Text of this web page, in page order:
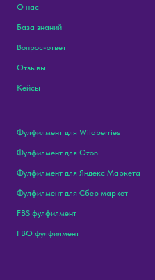
О нас
База знаний
Вопрос-ответ
Отзывы
Кейсы
Фулфилмент для Wildberries
Фулфилмент для Ozon
Фулфилмент для Яндекс Маркета
Фулфилмент для Сбер маркет
FBS фулфилмент
FBO фулфилмент